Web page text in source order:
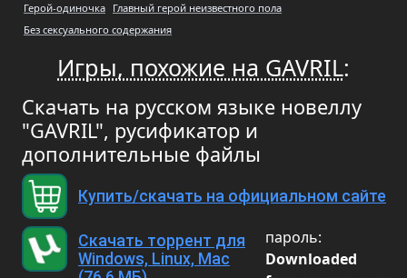
Герой-одиночка Главный герой неизвестного пола
Без сексуального содержания
Игры, похожие на GAVRIL:
Скачать на русском языке новеллу
"GAVRIL", русификатор и
дополнительные файлы
Купить/скачать на официальном сайте
Скачать торрент для
Windows, Linux, Mac
пароль:
Downloaded